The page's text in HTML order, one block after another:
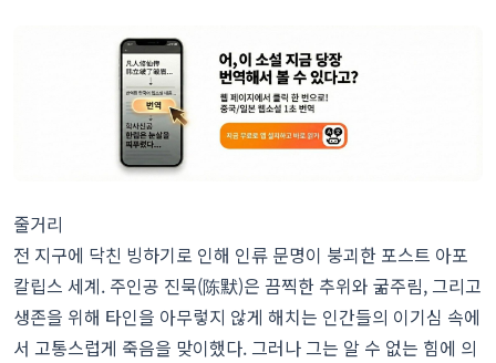
줄거리
전 지구에 닥친 빙하기로 인해 인류 문명이 붕괴한 포스트 아포
칼립스 세계. 주인공 진묵(陈默)은 끔찍한 추위와 굶주림, 그리고
생존을 위해 타인을 아무렇지 않게 해치는 인간들의 이기심 속에
서 고통스럽게 죽음을 맞이했다. 그러나 그는 알 수 없는 힘에 의